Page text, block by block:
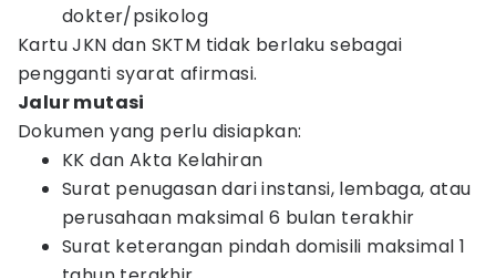
dokter/psikolog
Kartu JKN dan SKTM tidak berlaku sebagai
pengganti syarat afirmasi.
Jalur mutasi
Dokumen yang perlu disiapkan:
KK dan Akta Kelahiran
Surat penugasan dari instansi, lembaga, atau
perusahaan maksimal 6 bulan terakhir
Surat keterangan pindah domisili maksimal 1